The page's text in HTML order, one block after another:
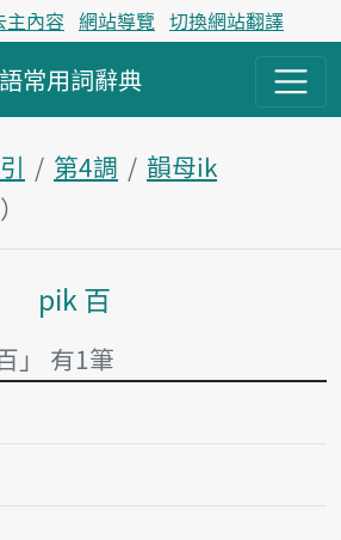
主內容 網站導覽 切換網站翻譯
常用詞辭典
第4調
韻母ik
主內容區塊
pik 百
」 有1筆